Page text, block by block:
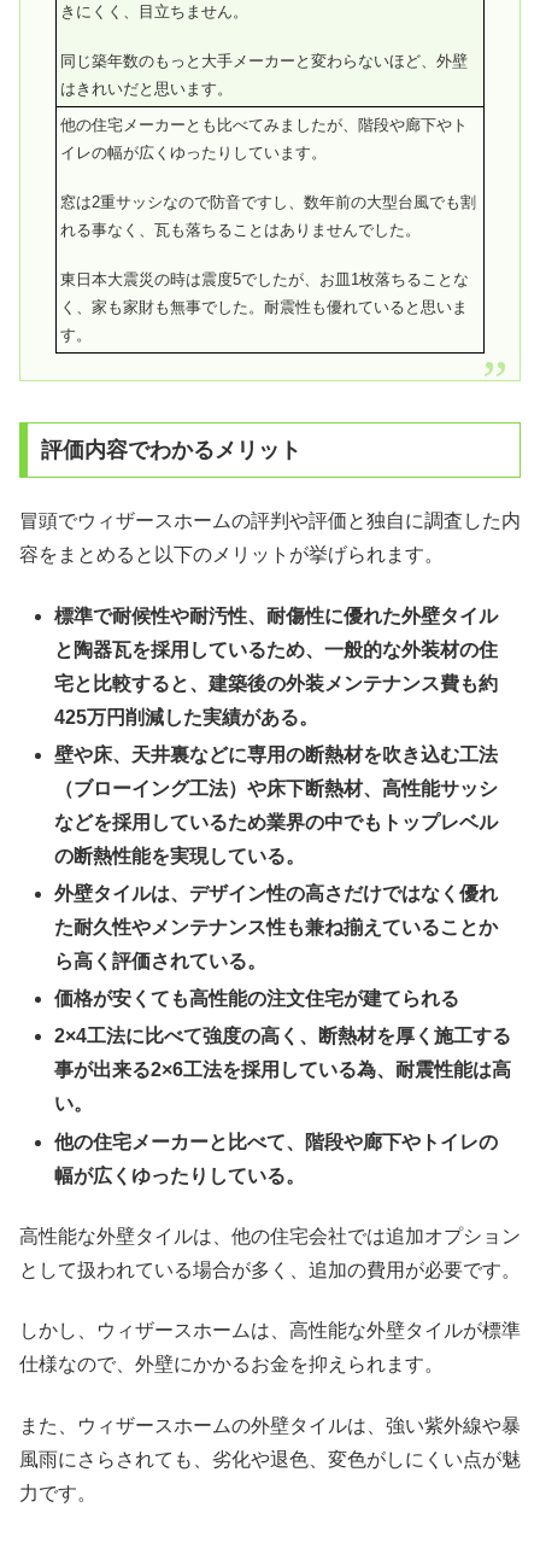
きにくく、目立ちません。
同じ築年数のもっと大手メーカーと変わらないほど、外壁
はきれいだと思います。
他の住宅メーカーとも比べてみましたが、階段や廊下やト
イレの幅が広くゆったりしています。
窓は2重サッシなので防音ですし、数年前の大型台風でも割
れる事なく、瓦も落ちることはありませんでした。
東日本大震災の時は震度5でしたが、お皿1枚落ちることな
く、家も家財も無事でした。耐震性も優れていると思いま
す。
評価内容でわかるメリット
冒頭でウィザースホームの評判や評価と独自に調査した内
容をまとめると以下のメリットが挙げられます。
標準で耐候性や耐汚性、耐傷性に優れた外壁タイル
と陶器瓦を採用しているため、一般的な外装材の住
宅と比較すると、建築後の外装メンテナンス費も約
425万円削減した実績がある。
壁や床、天井裏などに専用の断熱材を吹き込む工法
（ブローイング工法）や床下断熱材、高性能サッシ
などを採用しているため業界の中でもトップレベル
の断熱性能を実現している。
外壁タイルは、 デザイン性の高さだけではなく優れ
た耐久性やメンテナンス性も兼ね揃えていることか
ら高く評価されている。
価格が安くても高性能の注文住宅が建てられる
2×4工法に比べて強度の高く、断熱材を厚く施工する
事が出来る2×6工法を採用している為、耐震性能は高
い。
他の住宅メーカーと比べて、階段や廊下やトイレの
幅が広くゆったりしている。
高性能な外壁タイルは、他の住宅会社では追加オプション
として扱われている場合が多く、追加の費用が必要です。
しかし、ウィザースホームは、高性能な外壁タイルが標準
仕様なので、 外壁にかかるお金を抑えられます。
また、ウィザースホームの外壁タイルは、 強い紫外線や暴
風雨にさらされても、劣化や退色、変色がしにくい点が魅
力です。